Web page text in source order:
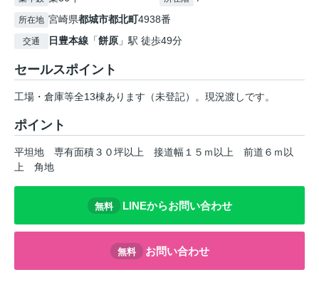
所在地 宮崎県都城市都北町4938番
交通 日豊本線 「餅原 」駅 徒歩49分
セールスポイント
工場・倉庫等全13棟あります（未登記）。現況渡しです。
ポイント
平坦地 専有面積３０坪以上 接道幅１５ｍ以上
前道６ｍ以
上
角地
無料 LINEからお問い合わせ
無料 お問い合わせ